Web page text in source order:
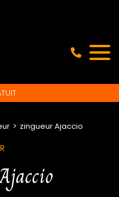
zingueur Ajaccio